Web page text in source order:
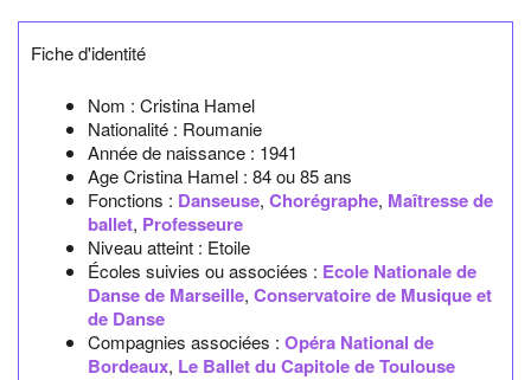
Fiche d'identité
Nom : Cristina Hamel
Nationalité : Roumanie
Année de naissance : 1941
Age Cristina Hamel : 84 ou 85 ans
Fonctions : Danseuse, Chorégraphe, Maîtresse de
ballet, Professeure
Niveau atteint : Etoile
Écoles suivies ou associées : Ecole Nationale de
Danse de Marseille, Conservatoire de Musique et
de Danse
Compagnies associées : Opéra National de
Bordeaux, Le Ballet du Capitole de Toulouse